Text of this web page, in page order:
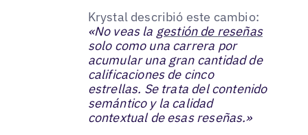
Krystal describió este cambio:
«No veas la gestión de reseñas
solo como una carrera por
acumular una gran cantidad de
calificaciones de cinco
estrellas. Se trata del contenido
semántico y la calidad
contextual de esas reseñas.»